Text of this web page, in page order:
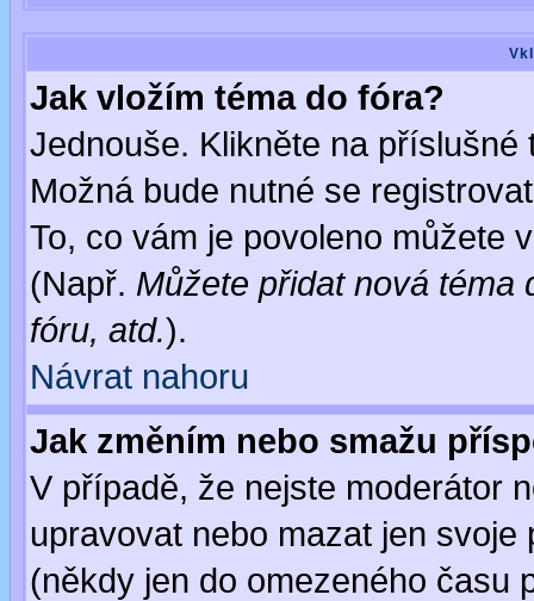
Jak vložím téma do fóra?
Jednouše. Klikněte na
Možná bude nutné se
To, co vám je povoleno můžete
(Např. Můžete přidat nová téma
fóru, atd.).
Návrat nahoru
Jak změním nebo smažu
V případě, že nejste moderátor
upravovat nebo mazat jen
(někdy jen do omezeného